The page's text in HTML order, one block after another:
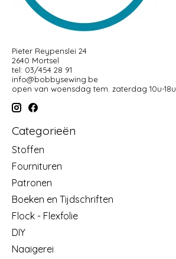
Pieter Reypenslei 24
2640 Mortsel
tel: 03/454 28 91
info@bobbysewing.be
open van woensdag tem. zaterdag 10u-18u
Categorieën
Stoffen
Fournituren
Patronen
Boeken en Tijdschriften
Flock - Flexfolie
DIY
Naaigerei